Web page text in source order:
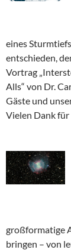
eines
entschieden,
Vortrag
Alls“ von Dr.
Gäste und
Vielen Dank
großformatige
bringen – von